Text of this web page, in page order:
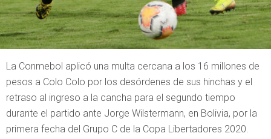
La Conmebol aplicó una multa cercana a los 16 millones de
pesos a Colo Colo por los desórdenes de sus hinchas y el
retraso al ingreso a la cancha para el segundo tiempo
durante el partido ante Jorge Wilstermann, en Bolivia, por la
primera fecha del Grupo C de la Copa Libertadores 2020.